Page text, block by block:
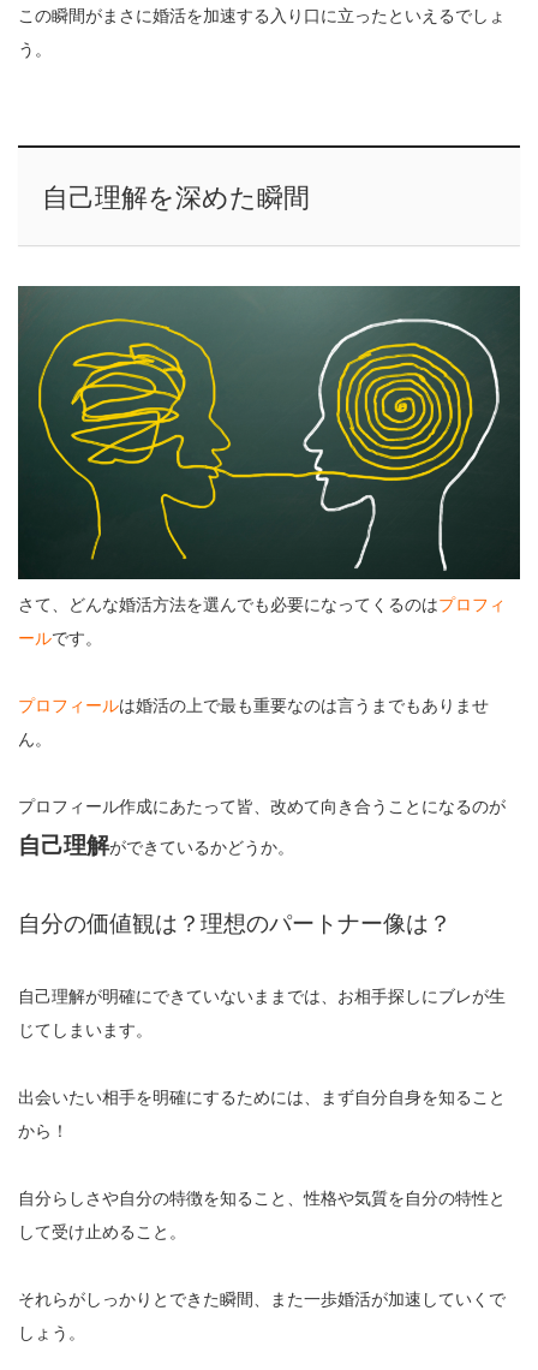
この瞬間がまさに婚活を加速する入り口に立ったといえるでしょ
う。
自己理解を深めた瞬間
さて、どんな婚活方法を選んでも必要になってくるのはプロフィ
ールです。
プロフィールは婚活の上で最も重要なのは言うまでもありませ
ん。
プロフィール作成にあたって皆、改めて向き合うことになるのが
自己理解ができているかどうか。
自分の価値観は？理想のパートナー像は？
自己理解が明確にできていないままでは、お相手探しにブレが生
じてしまいます。
出会いたい相手を明確にするためには、まず自分自身を知ること
から！
自分らしさや自分の特徴を知ること、性格や気質を自分の特性と
して受け止めること。
それらがしっかりとできた瞬間、また一歩婚活が加速していくで
しょう。